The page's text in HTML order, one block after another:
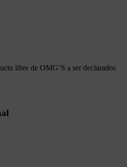
libre de OMG’S a ser declarados